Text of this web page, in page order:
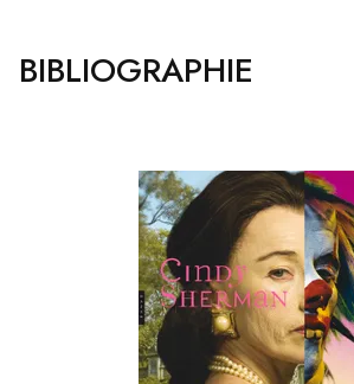
BIBLIOGRAPHIE